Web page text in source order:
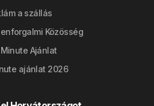
a szállás
Közösség
Ajánlat
ajánlat 2026